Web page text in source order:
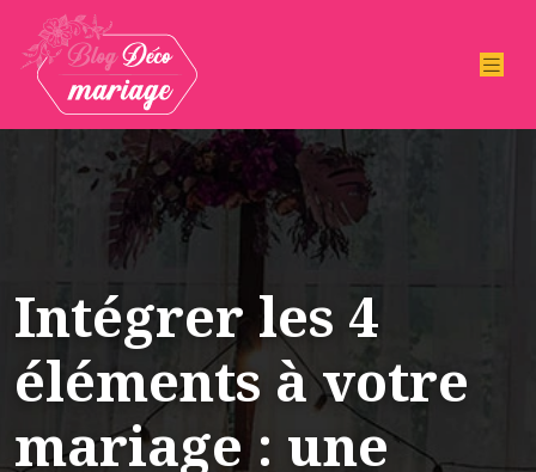
Intégrer les 4
éléments à votre
mariage : une